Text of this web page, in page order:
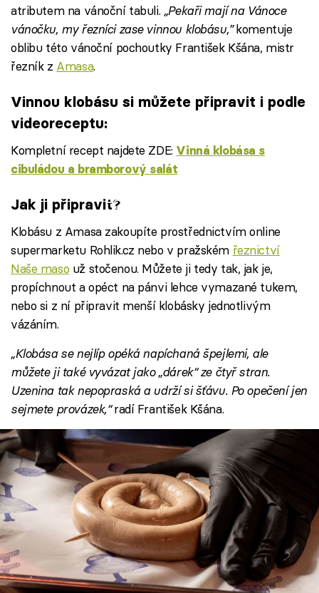
atributem na vánoční tabuli. „Pekaři mají na Vánoce
vánočku, my řezníci zase vinnou klobásu,”komentuje
oblibu této vánoční pochoutky František Kšána, mistr
řezník z Amasa.
Vinnou klobásu si můžete připravit i podle
videoreceptu:
Kompletní recept najdete ZDE: Vinná klobása s
cibuládou a bramborový salát
Failed to fetch
Jak ji připravit?
Klobásu z Amasa zakoupíte prostřednictvím online
supermarketu Rohlik.cz nebo v pražském řeznictví
Naše maso už stočenou. Můžete ji tedy tak, jak je,
propíchnout a opéct na pánvi lehce vymazané tukem,
nebo si z ní připravit menší klobásky jednotlivým
vázáním.
„Klobása se nejlíp opéká napíchaná špejlemi, ale
můžete ji také vyvázat jako „dárek“ ze čtyř stran.
Uzenina tak nepopraská a udrží si šťávu. Po opečení jen
sejmete provázek,“radí František Kšána.